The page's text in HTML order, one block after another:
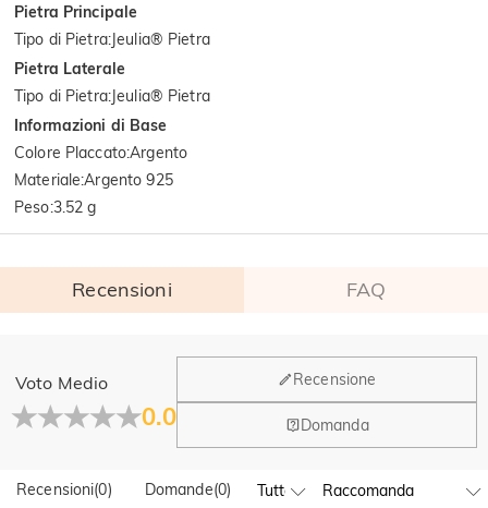
Pietra Principale
Tipo di Pietra:Jeulia® Pietra
Pietra Laterale
Tipo di Pietra:Jeulia® Pietra
Informazioni di Base
Colore Placcato:Argento
Materiale:Argento 925
Peso:3.52 g
Recensioni FAQ
Voto Medio
0.0
Recensione
Domanda
Recensioni(0) Domande(0)
Generale
Dove si trova la tua azienda?
La sede principale è a Los Angeles, in California, mentre il
Kong.
Sì! Attualmente abbiamo un flagship store in Spagna e un